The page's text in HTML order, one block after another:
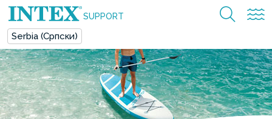
SUPPORT
Serbia (Српски)